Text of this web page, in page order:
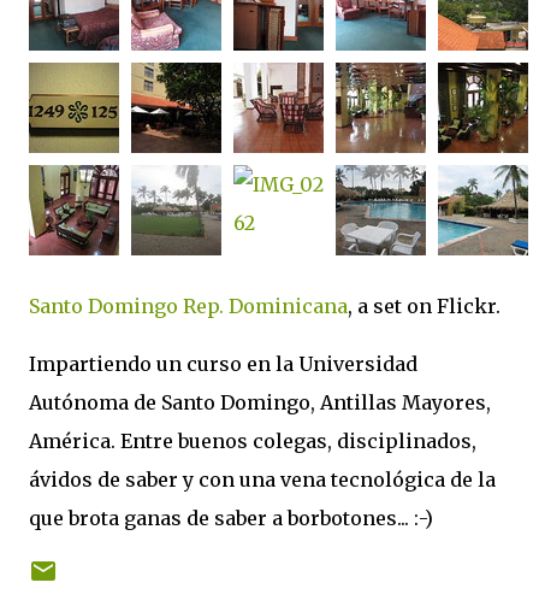
Santo Domingo Rep. Dominicana, a set on Flickr.
Impartiendo un curso en la Universidad
Autónoma de Santo Domingo, Antillas Mayores,
América. Entre buenos colegas, disciplinados,
ávidos de saber y con una vena tecnológica de la
que brota ganas de saber a borbotones... :-)